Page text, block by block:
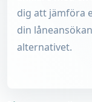
Olika typer
Välj rätt
Fördelar
Att tänka
dig att jämföra
din
alternativet.